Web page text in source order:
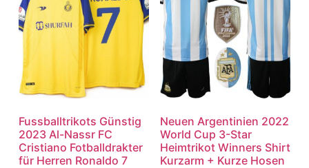
Fussballtrikots Günstig
2023 Al-Nassr FC
Cristiano Fotballdrakter
für Herren Ronaldo 7
Neuen Argentinien 2022
World Cup 3-Star
Heimtrikot Winners Shirt
Kurzarm + Kurze Hosen